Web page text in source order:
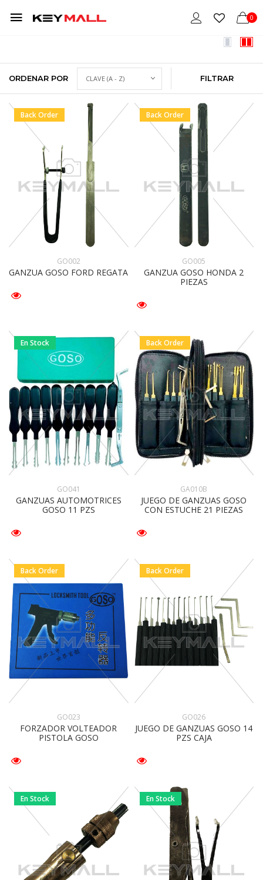
0
ORDENAR POR FILTRAR
Back Order
GO002
GANZUA GOSO FORD REGATA
Back Order
GO005
GANZUA GOSO HONDA 2
PIEZAS
En Stock
GO041
GANZUAS AUTOMOTRICES
GOSO 11 PZS
Back Order
GA010B
JUEGO DE GANZUAS GOSO
CON ESTUCHE 21 PIEZAS
Back Order
GO023
FORZADOR VOLTEADOR
PISTOLA GOSO
Back Order
GO026
JUEGO DE GANZUAS GOSO 14
PZS CAJA
En Stock En Stock